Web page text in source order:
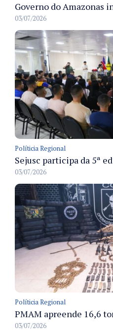
03/07/2026
Políticia Regional
03/07/2026
Políticia Regional
03/07/2026